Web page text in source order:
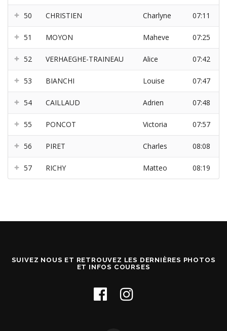
50 CHRISTIEN Charlyne 07:11
51 MOYON Maheve 07:25
52 VERHAEGHE-TRAINEAU Alice 07:42
53 BIANCHI Louise 07:47
54 CAILLAUD Adrien 07:48
55 PONCOT Victoria 07:57
56 PIRET Charles 08:08
57 RICHY Matteo 08:19
SUIVEZ NOUS ET RETROUVEZ LES DERNIÈRES PHOTOS
ET INFOS COURSES